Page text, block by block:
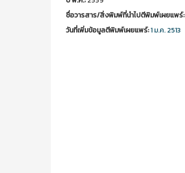
ชื่อวารสาร/สิ่งพิมพ์ที่นำไปตีพิมพ์เผยแพร์:
วันที่เพิ่มข้อมูลตีพิมพ์เผยแพร์:1 ม.ค. 2513